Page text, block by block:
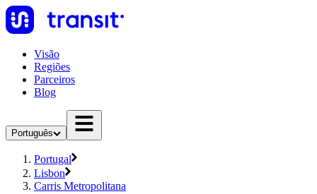
Visão
Regiões
Parceiros
Blog
Português
Portugal
Lisbon
Carris Metropolitana